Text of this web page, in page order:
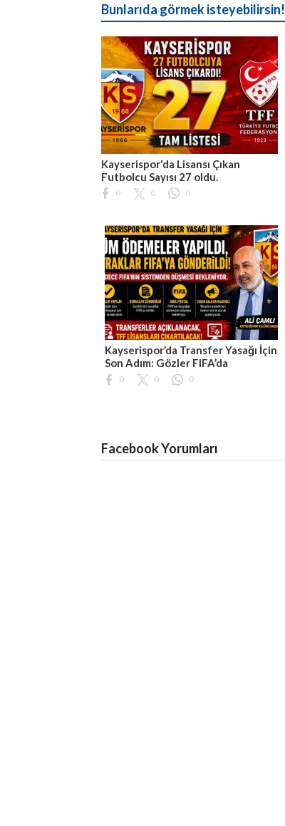
Bunlarıda görmek isteyebilirsin!
Kayserispor'da Lisansı Çıkan
Futbolcu Sayısı 27 oldu.
0 0 0
Kayserispor’da Transfer Yasağı İçin
Son Adım: Gözler FIFA’da
0 0 0
Facebook Yorumları